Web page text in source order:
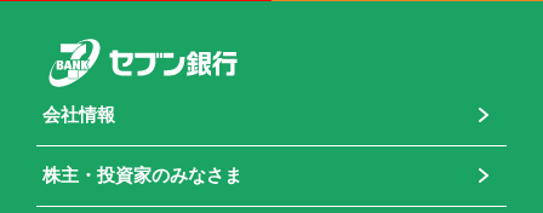
会社情報
株主・投資家のみなさま